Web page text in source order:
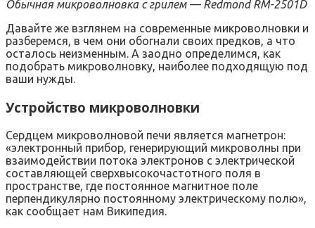
Обычная микроволновка с грилем — Redmond RM-2501D
Давайте же взглянем на современные микроволновки и
разберемся, в чем они обогнали своих предков, а что
осталось неизменным. А заодно определимся, как
подобрать микроволновку, наиболее подходящую под
ваши нужды.
Устройство микроволновки
Сердцем микроволновой печи является магнетрон:
«электронный прибор, генерирующий микроволны при
взаимодействии потока электронов с электрической
составляющей сверхвысокочастотного поля в
пространстве, где постоянное магнитное поле
перпендикулярно постоянному электрическому полю»,
как сообщает нам Википедия.